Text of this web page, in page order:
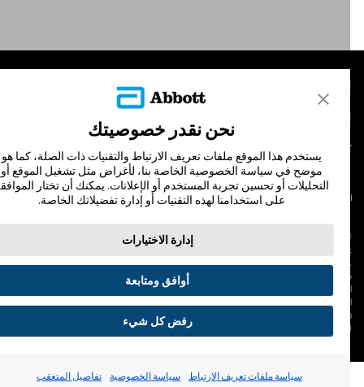
والأحكام سياسة الخصوصية
المجس، فري ستايل، وليبري، والعلامات التجارية ذات الصلة هي علامات لشركة أبوت
لا يجوز استخدام أي علامة تجارية أو الاسم التجاري أو المظهر التجاري لأبوت في هذا الموقع
دون الحصول على إذن كتابي مسبق من أبوت، إلا لتحديد منتج أو خدمات الشركة. هذا
والمعلومات التي تحتويه مقصودة لسكان دولة جمهورية مصر العربية فقط. إن
والبيانات الواردة صورية لأغراض توضيحية فقط. ولا تمثل مريضًا حقيقيًا أو بيانات
ADC-53188-
تفضيلات ملفات تعريف الارتباط
نحن نقدر خصوصيتك
يستخدم هذا الموقع ملفات تعريف الارتباط والتقنيات ذات الصلة، كما هو
موضح في سياسة الخصوصية الخاصة بنا، لأغراض مثل تشغيل الموقع أو
التحليلات أو تحسين تجربة المستخدم أو الإعلانات. يمكنك أن تختار الموافقة
على استخدامنا لهذه التقنيات أو إدارة تفضيلاتك الخاصة.
إدارة الاختيارات
أوافق ومتابعة
رفض كل شيء
سياسة ملفات تعريف الارتباط سياسة الخصوصية تفاصيل المتعقب